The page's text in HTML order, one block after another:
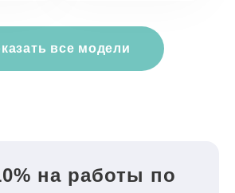
все модели
на работы по